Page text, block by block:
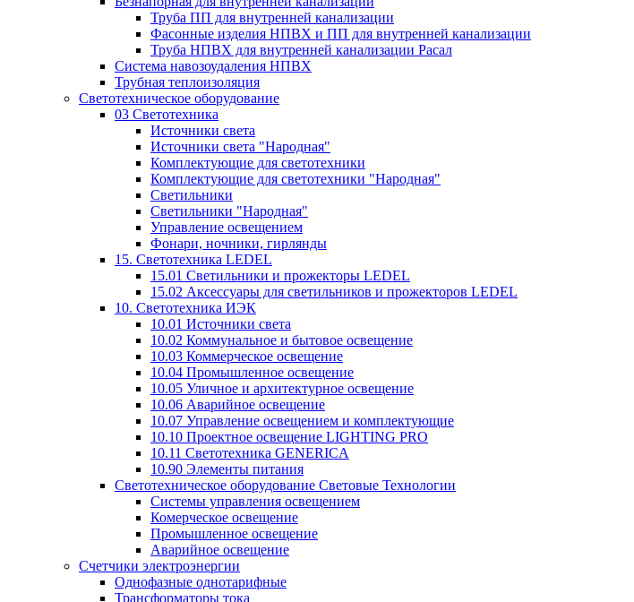
Труба ПП для внутренней канализации
Фасонные изделия НПВХ и ПП для внутренней канализации
Труба НПВХ для внутренней канализации Расал
Система навозоудаления НПВХ
Трубная теплоизоляция
Светотехническое оборудование
03 Светотехника
Источники света
Источники света "Народная"
Комплектующие для светотехники
Комплектующие для светотехники "Народная"
Светильники
Светильники "Народная"
Управление освещением
Фонари, ночники, гирлянды
15. Светотехника LEDEL
15.01 Светильники и прожекторы LEDEL
15.02 Аксессуары для светильников и прожекторов LEDEL
10. Светотехника ИЭК
10.01 Источники света
10.02 Коммунальное и бытовое освещение
10.03 Коммерческое освещение
10.04 Промышленное освещение
10.05 Уличное и архитектурное освещение
10.06 Аварийное освещение
10.07 Управление освещением и комплектующие
10.10 Проектное освещение LIGHTING PRO
10.11 Светотехника GENERICA
10.90 Элементы питания
Светотехническое оборудование Световые Технологии
Системы управления освещением
Комерческое освещение
Промышленное освещение
Аварийное освещение
Счетчики электроэнергии
Однофазные однотарифные
Трансформаторы тока